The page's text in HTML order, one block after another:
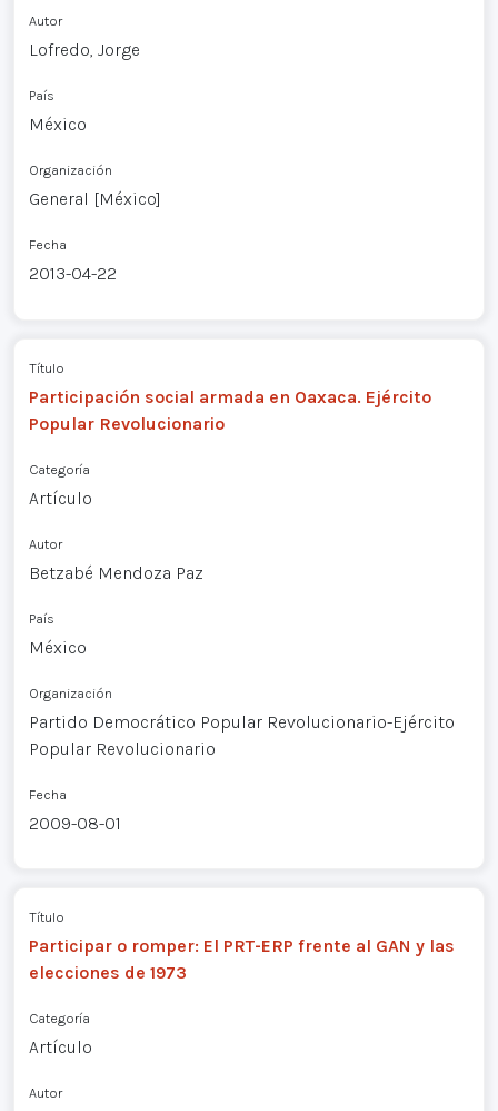
Autor
Lofredo, Jorge
País
México
Organización
General [México]
Fecha
2013-04-22
Título
Participación social armada en Oaxaca. Ejército
Popular Revolucionario
Categoría
Artículo
Autor
Betzabé Mendoza Paz
País
México
Organización
Partido Democrático Popular Revolucionario-Ejército
Popular Revolucionario
Fecha
2009-08-01
Título
Participar o romper: El PRT-ERP frente al GAN y las
elecciones de 1973
Categoría
Artículo
Autor